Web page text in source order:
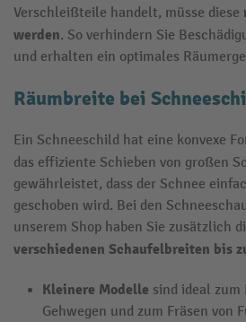
Verschleißteile handelt, müsse diese
werden. So verhindern Sie
und erhalten ein optimales
Räumbreite bei
Ein Schneeschild hat eine konvexe
das effiziente Schieben von großen
gewährleistet, dass der Schnee
geschoben wird. Bei den
unserem Shop haben Sie zusätzlich
verschiedenen Schaufelbreiten bis
Kleinere Modelle sind ideal zum
Gehwegen und zum Fräsen von